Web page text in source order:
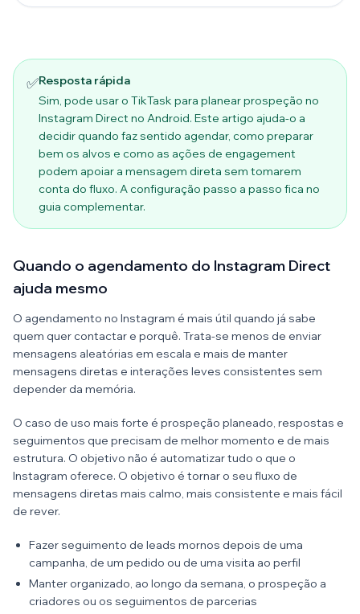
✅Resposta rápida
Sim, pode usar o TikTask para planear prospeção no
Instagram Direct no Android. Este artigo ajuda-o a
decidir quando faz sentido agendar, como preparar
bem os alvos e como as ações de engagement
podem apoiar a mensagem direta sem tomarem
conta do fluxo. A configuração passo a passo fica no
guia complementar.
Quando o agendamento do Instagram Direct
ajuda mesmo
O agendamento no Instagram é mais útil quando já sabe
quem quer contactar e porquê. Trata-se menos de enviar
mensagens aleatórias em escala e mais de manter
mensagens diretas e interações leves consistentes sem
depender da memória.
O caso de uso mais forte é prospeção planeado, respostas e
seguimentos que precisam de melhor momento e de mais
estrutura. O objetivo não é automatizar tudo o que o
Instagram oferece. O objetivo é tornar o seu fluxo de
mensagens diretas mais calmo, mais consistente e mais fácil
de rever.
Fazer seguimento de leads mornos depois de uma
campanha, de um pedido ou de uma visita ao perfil
Manter organizado, ao longo da semana, o prospeção a
criadores ou os seguimentos de parcerias